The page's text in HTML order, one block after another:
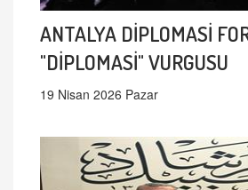
ANTALYA DİPLOMASİ
"DİPLOMASİ" VURGUSU
19 Nisan 2026 Pazar